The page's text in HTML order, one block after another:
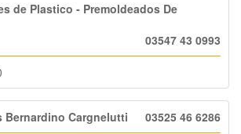
de Plastico - Premoldeados De
03547 43 0993
Bernardino Cargnelutti 03525 46 6286